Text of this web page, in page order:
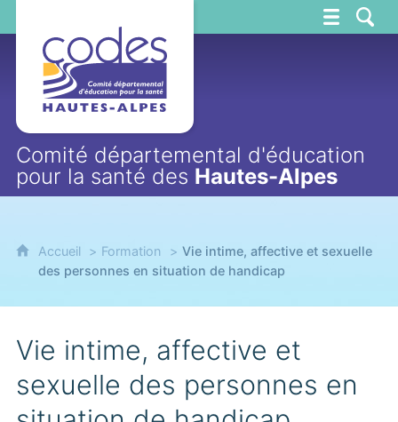
Comité départemental d'éducation
pour la santé des Hautes-Alpes
Accueil Formation
Vie intime, affective et sexuelle
des personnes en situation de handicap
Vie intime, affective et
sexuelle des personnes en